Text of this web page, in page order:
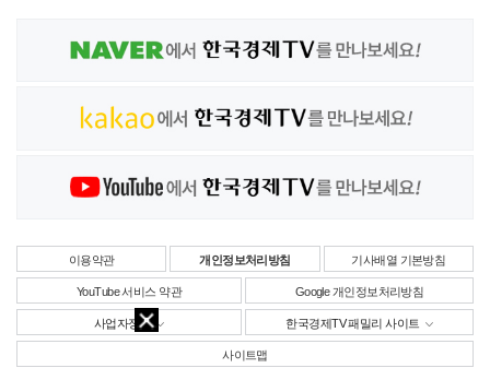
이용약관 개인정보처리방침 기사배열 기본방침
YouTube 서비스 약관 Google 개인정보처리방침
사업자정보 한국경제TV 패밀리 사이트
사이트맵